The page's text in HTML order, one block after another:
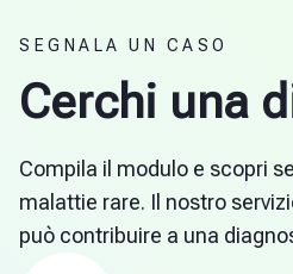
SEGNALA UN CASO
Cerchi una
Compila il modulo e scopri
malattie rare. Il nostro
può contribuire a una